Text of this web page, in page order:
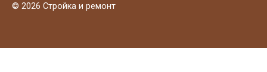
© 2026 Стройка и ремонт